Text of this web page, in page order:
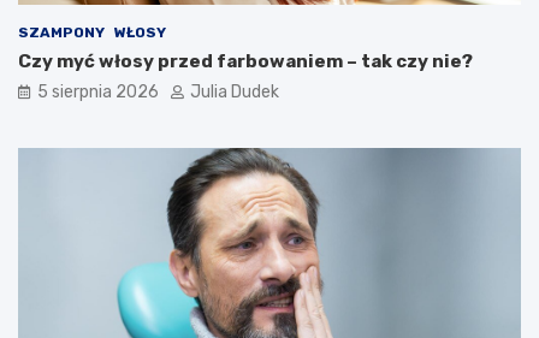
o
b
y
n
a
a
o
b
y
n
a
d
SZAMPONY WŁOSY
Czy myć włosy przed farbowaniem – tak czy nie?
5 sierpnia 2026 Julia Dudek